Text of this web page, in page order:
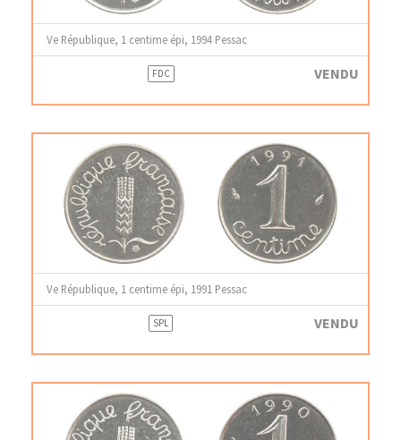
Ve République, 1 centime épi, 1994 Pessac
FDC VENDU
Ve République, 1 centime épi, 1991 Pessac
SPL VENDU